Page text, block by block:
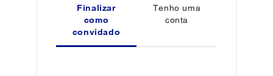
Finalizar
como
convidado
Tenho uma
conta